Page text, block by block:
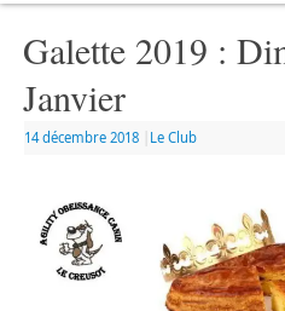
Galette 2019 :
Janvier
14 décembre 2018 Le Club